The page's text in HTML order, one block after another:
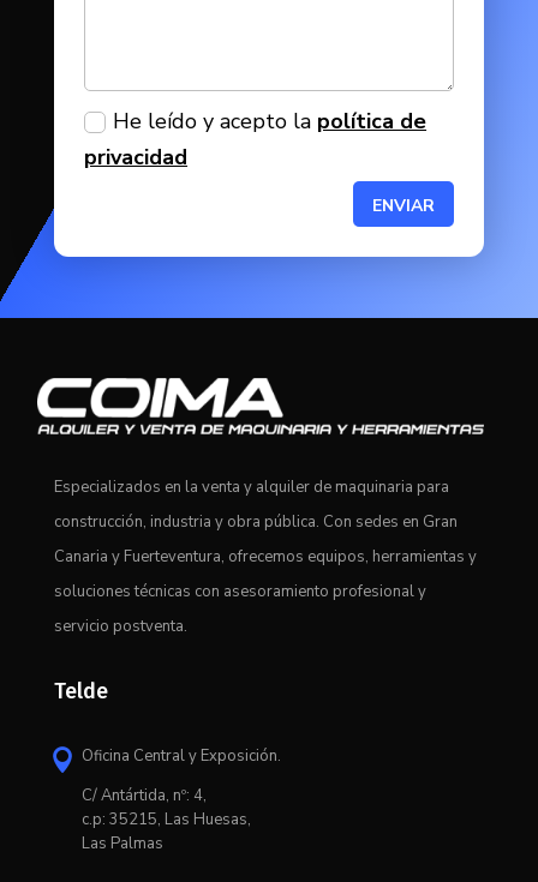
He leído y acepto la política de
privacidad
ENVIAR
Especializados en la venta y alquiler de maquinaria para
construcción, industria y obra pública. Con sedes en Gran
Canaria y Fuerteventura, ofrecemos equipos, herramientas y
soluciones técnicas con asesoramiento profesional y
servicio postventa.
Telde
 Oficina Central y Exposición.
C/ Antártida, nº: 4,
c.p: 35215, Las Huesas,
Las Palmas